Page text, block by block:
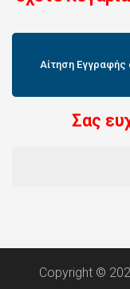
Αίτηση
Σας
Copyright ©